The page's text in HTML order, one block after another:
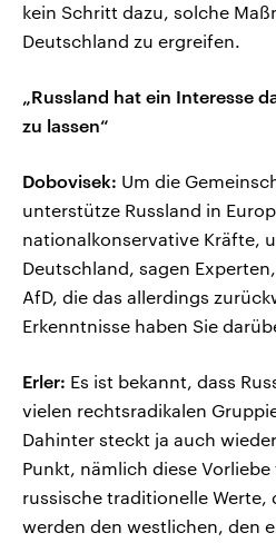
kein Schritt dazu, solche
Deutschland zu ergreifen.
„Russland hat ein Interesse
zu lassen“
Dobovisek: Um die
unterstütze Russland in
nationalkonservative Kräfte,
Deutschland, sagen
AfD, die das allerdings
Erkenntnisse haben Sie
Erler: Es ist bekannt, dass
vielen rechtsradikalen
Dahinter steckt ja auch
Punkt, nämlich diese
russische traditionelle Werte,
werden den westlichen, den